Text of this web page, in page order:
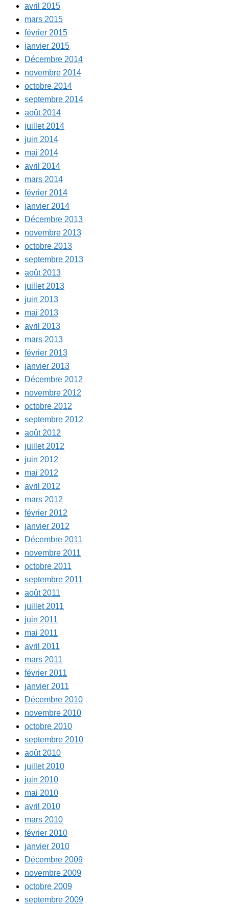
avril 2015
mars 2015
février 2015
janvier 2015
Décembre 2014
novembre 2014
octobre 2014
septembre 2014
août 2014
juillet 2014
juin 2014
mai 2014
avril 2014
mars 2014
février 2014
janvier 2014
Décembre 2013
novembre 2013
octobre 2013
septembre 2013
août 2013
juillet 2013
juin 2013
mai 2013
avril 2013
mars 2013
février 2013
janvier 2013
Décembre 2012
novembre 2012
octobre 2012
septembre 2012
août 2012
juillet 2012
juin 2012
mai 2012
avril 2012
mars 2012
février 2012
janvier 2012
Décembre 2011
novembre 2011
octobre 2011
septembre 2011
août 2011
juillet 2011
juin 2011
mai 2011
avril 2011
mars 2011
février 2011
janvier 2011
Décembre 2010
novembre 2010
octobre 2010
septembre 2010
août 2010
juillet 2010
juin 2010
mai 2010
avril 2010
mars 2010
février 2010
janvier 2010
Décembre 2009
novembre 2009
octobre 2009
septembre 2009